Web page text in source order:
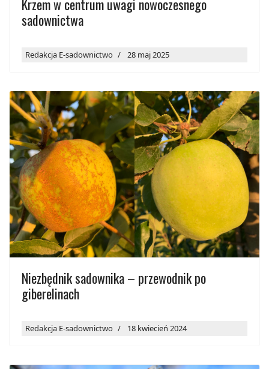
Krzem w centrum uwagi nowoczesnego
sadownictwa
Redakcja E-sadownictwo 28 maj 2025
Niezbędnik sadownika – przewodnik po
giberelinach
Redakcja E-sadownictwo 18 kwiecień 2024